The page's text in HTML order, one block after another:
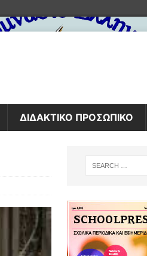
ΔΙΔΑΚΤΙΚΟ ΠΡΟΣΩΠΙΚΟ